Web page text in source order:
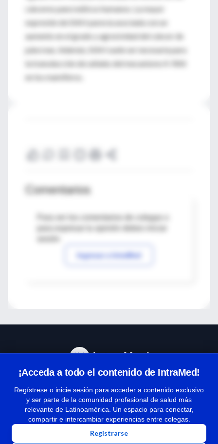
cánceres pancreáticos humanos. La mayor
expresión de SIAH parecía asociada con un
aumento en el grado y agresividad del cáncer de
páncreas. Además, SIAH suele ser necesaria para
la transducción de señales del mecanismo K-RAS
en los mamíferos.
Comentarios
Para ver los comentarios de colegas o
Ingresar a IntraMed
¡Acceda a todo el contenido de IntraMed!
Regístrese o inicie sesión para acceder a contenido exclusivo
y ser parte de la comunidad profesional de salud más
relevante de Latinoamérica. Un espacio para conectar,
compartir e intercambiar experiencias entre colegas.
Registrarse
Términos y condiciones
| Políticas de privacidad
| Todos los derechos reservados | Copyright 1997-2026